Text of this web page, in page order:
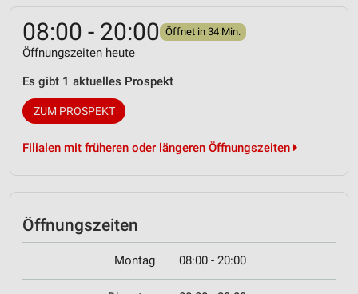
08:00 - 20:00 Öffnet in 34 Min.
Öffnungszeiten heute
Es gibt 1 aktuelles Prospekt
ZUM PROSPEKT
Filialen mit früheren oder längeren Öffnungszeiten
Öffnungszeiten
Montag 08:00 - 20:00